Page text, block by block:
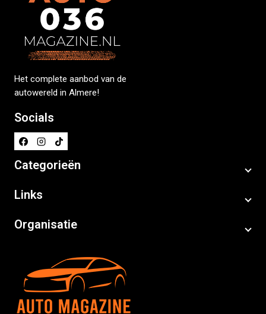
Het complete aanbod van de
autowereld in Almere!
Socials
Categorieën
Links
Organisatie